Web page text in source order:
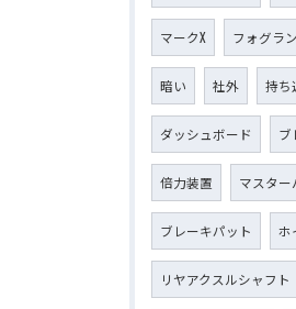
マークX フォグラ
暗い 社外 持ち
ダッシュボード ブ
倍力装置 マスター
ブレーキパット ホ
リヤアクスルシャフト